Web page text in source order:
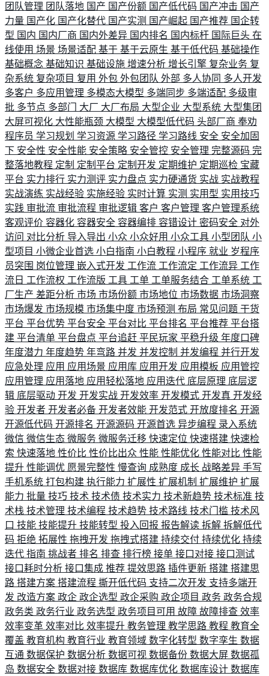
团队管理 团队落地 国产 国产份额 国产低代码 国产冲击 国产
力量 国产化 国产化替代 国产实测 国产崛起 国产推荐 国企转
型 国内 国内厂商 国内外差异 国内排名 国内标杆 国际巨头 在
线使用 场景 场景适配 基于 基于云原生 基于低代码 基础操作
基础概念 基础知识 基础设施 增速分析 增长引擎 复杂业务 复
杂系统 复杂项目 复用 外包 外包团队 外部 多人协同 多人开发
多客户 多应用管理 多模态大模型 多端同步 多端适配 多级审
批 多节点 多部门 大厂 大厂布局 大型企业 大型系统 大型集团
大屏可视化 大性能瓶颈 大模型 大模型低代码 头部厂商 奉劝
程序员 学习规划 学习资源 学习路径 学习路线 安全 安全加固
下 安全性 安全性能 安全策略 安全管控 安全管理 完整源码 完
整落地教程 定制 定制平台 定制开发 定期维护 定期巡检 宝藏
平台 实力排行 实力测评 实力盘点 实力硬通货 实战 实战教程
实战演练 实战经验 实施经验 实时计算 实测 实用型 实用技巧
实践 审批流 审批流程 审批逻辑 客户 客户管理 客户管理系统
客观评价 容器化 容器安全 容器编排 容错设计 密码安全 对外
访问 对比分析 导入导出 小众 小众好用 小众工具 小型团队 小
型项目 小微企业首选 小白指南 小白教程 小程序 就业 岁程序
员突围 岗位管理 嵌入式开发 工作流 工作流定 工作流异 工作
流日 工作流权 工作流版 工具 工单 工单服务结合 工单系统 工
厂生产 差距分析 市场 市场份额 市场地位 市场数据 市场洞察
市场爆发 市场规模 市场集中度 市场预测 布局 常见问题 干货
平台 平台优势 平台安全 平台对比 平台排名 平台推荐 平台搭
建 平台清单 平台盘点 平台追赶 平民玩家 平稳升级 年度口碑
年度潜力 年度趋势 年弯路 并发 并发控制 并发编程 并行开发
应急处理 应用 应用场景 应用库 应用开发 应用模板 应用管控
应用管理 应用落地 应用轻松落地 应用迭代 底层原理 底层逻
辑 底层驱动 开发 开发实战 开发效率 开发模式 开发真 开发经
验 开发者 开发者必备 开发者效能 开发范式 开放度排名 开源
开源低代码 开源排名 开源源码 开源首选 异步编程 录入系统
微信 微信生态 微服务 微服务迁移 快速定位 快速搭建 快速检
索 快速落地 性价比 性价比出众 性能 性能优化 性能对比 性能
提升 性能调优 愿景完整性 慢查询 成熟度 成长 战略差异 手写
手机系统 打包构建 执行能力 扩展性 扩展机制 扩展维护 扩展
能力 批量 技巧 技术 技术债 技术实力 技术新趋势 技术标准 技
术栈 技术管理 技术编程 技术趋势 技术路线 技术门槛 技术风
口 技能 技能提升 技能转型 投入回报 报告解读 拆解 拆解低代
码 拒绝 拓展性 拖拽开发 拖拽式搭建 持续交付 持续优化 持续
迭代 指南 挑战者 排名 排查 排行榜 接单 接口对接 接口测试
接口耗时分析 接口集成 推荐 提效思路 插件更新 搭建 搭建思
路 搭建方案 搭建流程 撕开低代码 支持二次开发 支持多端开
发 改造方案 政企 政企选型 政企采购 政企项目 政务 政务合规
政务类 政务行业 政务选型 政务项目可用 故障 故障排查 效率
效率变革 效率对比 效率提升 教务管理 教学思路 教程 教育全
覆盖 教育机构 教育行业 教育领域 数字化转型 数字孪生 数据
互通 数据保护 数据分析 数据可视 数据备份 数据大屏 数据孤
岛 数据安全 数据对接 数据库 数据库优化 数据库设计 数据库